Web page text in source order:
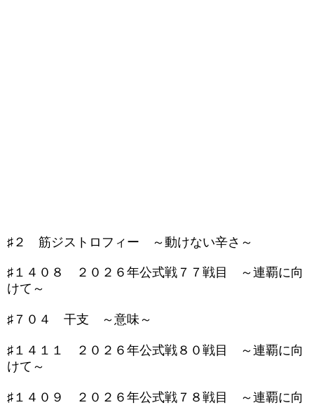
♯２ 筋ジストロフィー ～動けない辛さ～
♯１４０８ ２０２６年公式戦７７戦目 ～連覇に向
けて～
♯７０４ 干支 ～意味～
♯１４１１ ２０２６年公式戦８０戦目 ～連覇に向
けて～
♯１４０９ ２０２６年公式戦７８戦目 ～連覇に向